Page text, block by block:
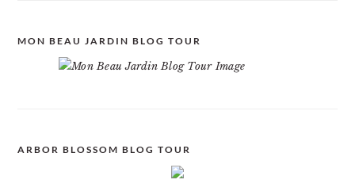
MON BEAU JARDIN BLOG TOUR
ARBOR BLOSSOM BLOG TOUR